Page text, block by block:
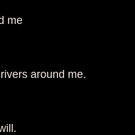
me
around me.